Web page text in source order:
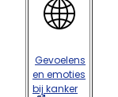
Gevoelens
en emoties
bij kanker